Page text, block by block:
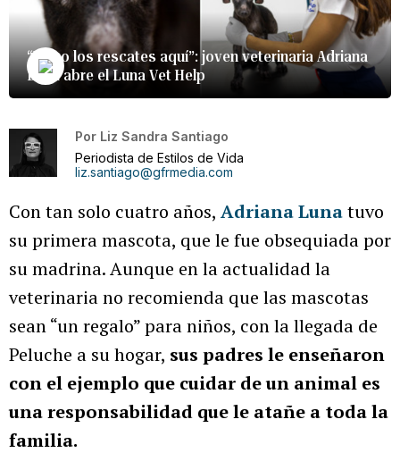
“Hago los rescates aquí”: joven veterinaria Adriana
Luna abre el Luna Vet Help
Por Liz Sandra Santiago
Periodista de Estilos de Vida
liz.santiago@gfrmedia.com
Con tan solo cuatro años, Adriana Lunatuvo
su primera mascota, que le fue obsequiada por
su madrina. Aunque en la actualidad la
veterinaria no recomienda que las mascotas
sean “un regalo” para niños, con la llegada de
Peluche a su hogar, sus padres le enseñaron
con el ejemplo que cuidar de un animal es
una responsabilidad que le atañe a toda la
familia.